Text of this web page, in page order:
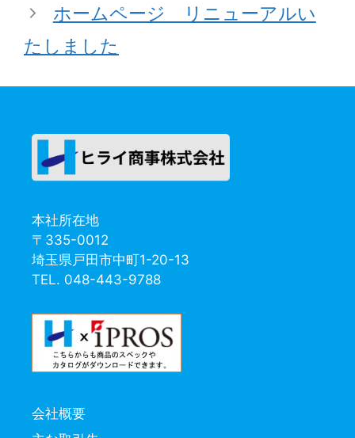
ホームページ リニューアルい
たしました
本社所在地
〒335-0012
埼玉県戸田市中町1-20-13
TEL. 048-443-9788
会社概要